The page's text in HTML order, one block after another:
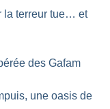
la terreur tue… et
des Gafam
une oasis de